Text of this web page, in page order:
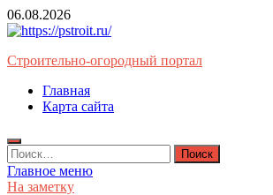
Перейти
к
06.08.2026
Строительно-огородный портал
Главная
Карта сайта
Найти:
Главное меню
На заметку